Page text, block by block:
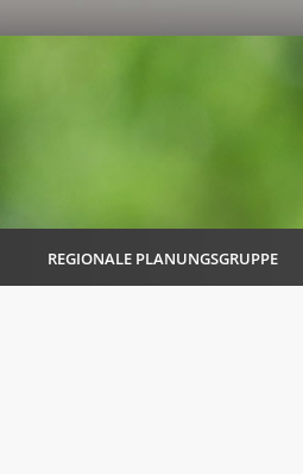
REGIONALE PLANUNGSGRUPPE